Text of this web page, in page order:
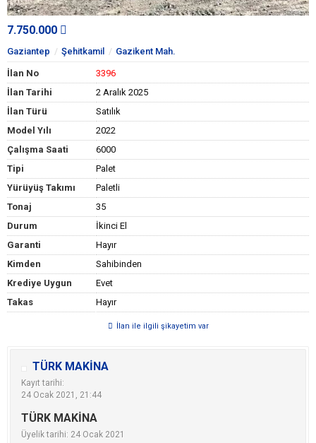
7.750.000
Gaziantep Şehitkamil Gazikent Mah.
İlan No
3396
İlan Tarihi
2 Aralık 2025
İlan Türü
Satılık
Model Yılı
2022
Çalışma Saati
6000
Tipi
Palet
Yürüyüş Takımı
Paletli
Tonaj
35
Durum
İkinci El
Garanti
Hayır
Kimden
Sahibinden
Krediye Uygun
Evet
Takas
Hayır
İlan ile ilgili şikayetim var
TÜRK MAKİNA
Kayıt tarihi:
24 Ocak 2021, 21:44
TÜRK MAKİNA
Üyelik tarihi: 24 Ocak 2021